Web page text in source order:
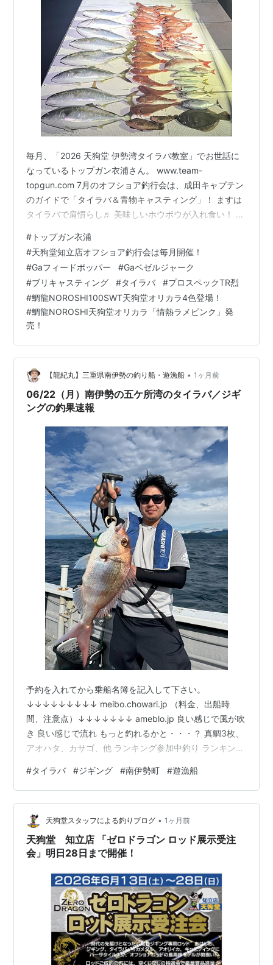
毎月、「2026 天狗堂 伊勢湾タイラバ教室」でお世話に
なっているトップガン衣浦さん。 www.team-
topgun.com 7月のオフショア釣行会は、成田キャプテン
のガイドで「タイラバ＆青物キャスティング」！ ますは
タイラバで肩慣らし♬ 美味しいホウボウが入れ食い！ 真
NOROSHI100SWT 天狗堂オリカラ「アミしらすクリア
ー」 後半戦は高活性なワラサ～ブリが水面爆発でボコボ
コ！！ 名古屋港ガイド船「シースクエア」大河内キャプ
テン。 名古屋・伊勢湾の釣り船 | SEA SQUARE
NAGOYA【シースクエア名古屋】 さすがの釣果！タモ入
れなどのサ…
# トップガン衣浦
#天狗堂知立店オフショア釣行会は毎月開催！
#Gaフィードポッパー #Gaベゼルジャーク
#ブリキャスティング #タイラバ #プロスペックTR烈
#鯛龍NOROSHI100SWT天狗堂オリカラ4色登場！
#鯛龍NOROSHI天狗堂オリカラ「情熱ラメピンク」発
売！
【龍紀丸】三重県南伊勢の釣り船・遊漁船 • 1ヶ月前
06/22（月）南伊勢の五ケ所湾のタイラバ／ジギ
ングの釣果速報
予約を入れてから乗船名簿を記入して下さい。
↓↓↓↓↓↓↓↓↓ meibo.chowari.jp （料金、出船時
間、注意点）↓↓↓↓↓↓↓ ameblo.jp 良い感じで風が吹
き 良い感じで流れ もっと釣れるかと・・・？ 真鯛3枚、
アオハタ、カサゴ、他 ランキング参加中釣り ランキング
船・遊漁船
#タイラバ #ジギング #南伊勢町 #遊漁船
天狗堂スタッフによる釣りブログ • 1ヶ月前
天狗堂 知立店 「ゼロドラゴン ロッド展示受注
会」明日28日まで開催！